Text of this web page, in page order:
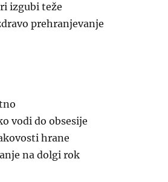
izgubi teže
prehranjevanje
vodi do obsesije
hrane
na dolgi rok